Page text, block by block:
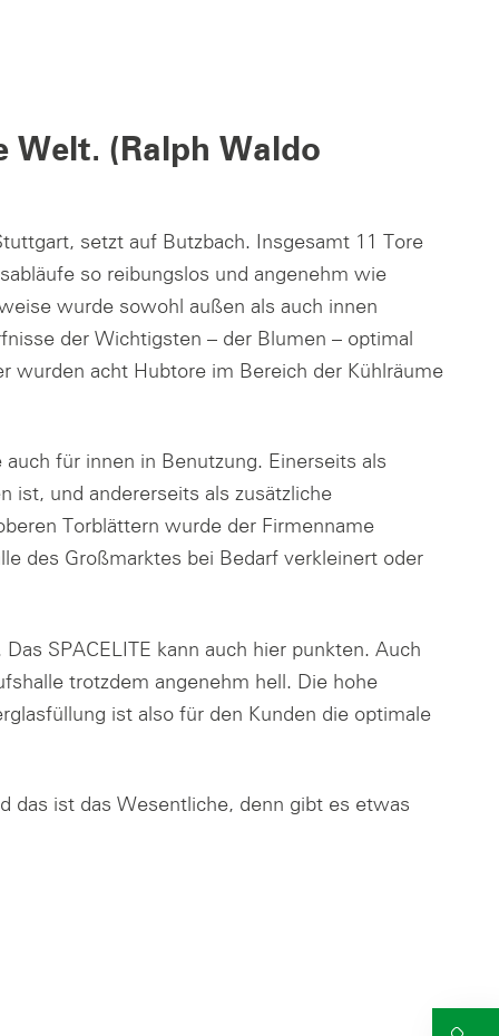
Welt. (Ralph Waldo
setzt auf Butzbach. Insgesamt 11 Tore
so reibungslos und angenehm wie
wurde sowohl außen als auch innen
der Wichtigsten – der Blumen – optimal
wurden acht Hubtore im Bereich der Kühlräume
für innen in Benutzung. Einerseits als
ist, und andererseits als zusätzliche
Torblättern wurde der Firmenname
des Großmarktes bei Bedarf verkleinert oder
SPACELITE kann auch hier punkten. Auch
trotzdem angenehm hell. Die hohe
ist also für den Kunden die optimale
das ist das Wesentliche, denn gibt es etwas